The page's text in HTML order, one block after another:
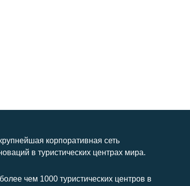
корпоративная сеть
в туристических центрах мира.
чем 1000 туристических центров в